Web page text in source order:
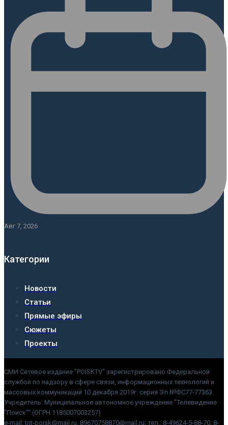
Авг 7, 2026
Категории
Новости
Статьи
Прямые эфиры
Сюжеты
Проекты
СМИ Сетевое издание "POISKTV" зарегистрировано Федеральной
службой по надзору в сфере связи, информационных технологий и
массовых коммуникаций 10 декабря 2019г. серия Эл №ФС77-77363.
Учредитель: Муниципальное автономное учреждение "Телевидение
"Поиск"" (ОГРН 1185007003257)
e-mail: tnt-poisk@mail.ru, 89670758870@mail.ru; тел.: 8-49624-5-88-70, 8-